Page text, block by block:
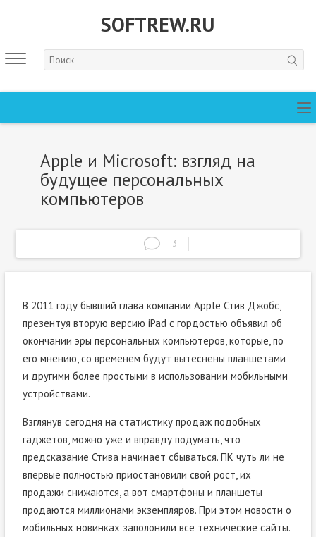
SOFTREW.RU
Apple и Microsoft: взгляд на
будущее персональных
компьютеров
3
В 2011 году бывший глава компании Apple Стив Джобс,
презентуя вторую версию iPad с гордостью объявил об
окончании эры персональных компьютеров, которые, по
его мнению, со временем будут вытеснены планшетами
и другими более простыми в использовании мобильными
устройствами.
Взглянув сегодня на статистику продаж подобных
гаджетов, можно уже и вправду подумать, что
предсказание Стива начинает сбываться. ПК чуть ли не
впервые полностью приостановили свой рост, их
продажи снижаются, а вот смартфоны и планшеты
продаются миллионами экземпляров. При этом новости о
мобильных новинках заполонили все технические сайты.